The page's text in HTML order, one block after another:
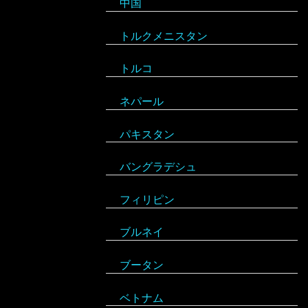
トルクメニスタン
トルコ
ネパール
パキスタン
バングラデシュ
フィリピン
ブルネイ
ブータン
ベトナム
フィンランド
フランス
ブルガリア
ベラルーシ
ベルギー
ポーランド
ボスニア・ヘルツェゴビナ
ポルトガル
マルタ
モナコ
アラブ首長国連邦
イエメン
イスラエル
ン諸島
チリ
ドミニカ共和国
トリニダード・トバゴ
ニカラグア
ウガンダ
エジプト
エチオピア
エリトリア
カメルーン
ケニア
コンゴ
ザンビア
ジンバブエ
スーダン